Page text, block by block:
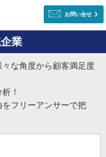
お問い合せ
業
な角度から顧客満足度
！
フリーアンサーで把